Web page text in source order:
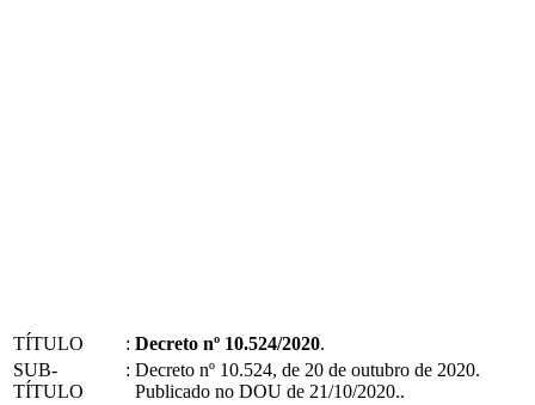
TÍTULO : Decreto nº 10.524/2020.
SUB-
TÍTULO
: Decreto nº 10.524, de 20 de outubro de 2020.
Publicado no DOU de 21/10/2020..